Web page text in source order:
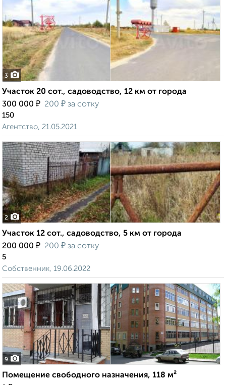
3
Участок 20 сот., садоводство, 12 км от города
300 000 ₽ 200 ₽ за сотку
150
Агентство, 21.05.2021
2
Участок 12 сот., садоводство, 5 км от города
200 000 ₽ 200 ₽ за сотку
5
Собственник, 19.06.2022
9
Помещение свободного назначения, 118 м²